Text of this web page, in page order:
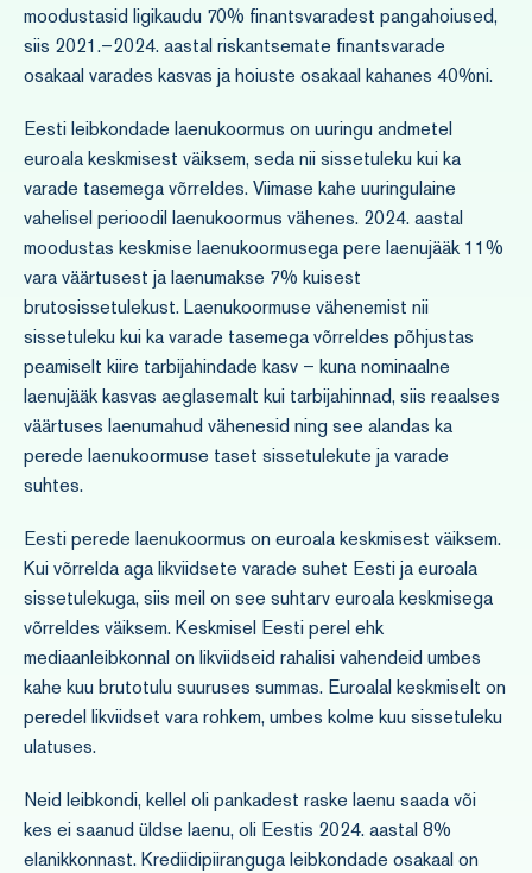
moodustasid ligikaudu 70% finantsvaradest pangahoiused,
siis 2021.–2024. aastal riskantsemate finantsvarade
osakaal varades kasvas ja hoiuste osakaal kahanes 40%ni.
Eesti leibkondade laenukoormus on uuringu andmetel
euroala keskmisest väiksem, seda nii sissetuleku kui ka
varade tasemega võrreldes. Viimase kahe uuringulaine
vahelisel perioodil laenukoormus vähenes. 2024. aastal
moodustas keskmise laenukoormusega pere laenujääk 11%
vara väärtusest ja laenumakse 7% kuisest
brutosissetulekust. Laenukoormuse vähenemist nii
sissetuleku kui ka varade tasemega võrreldes põhjustas
peamiselt kiire tarbijahindade kasv – kuna nominaalne
laenujääk kasvas aeglasemalt kui tarbijahinnad, siis reaalses
väärtuses laenumahud vähenesid ning see alandas ka
perede laenukoormuse taset sissetulekute ja varade
suhtes.
Eesti perede laenukoormus on euroala keskmisest väiksem.
Kui võrrelda aga likviidsete varade suhet Eesti ja euroala
sissetulekuga, siis meil on see suhtarv euroala keskmisega
võrreldes väiksem. Keskmisel Eesti perel ehk
mediaanleibkonnal on likviidseid rahalisi vahendeid umbes
kahe kuu brutotulu suuruses summas. Euroalal keskmiselt on
peredel likviidset vara rohkem, umbes kolme kuu sissetuleku
ulatuses.
Neid leibkondi, kellel oli pankadest raske laenu saada või
kes ei saanud üldse laenu, oli Eestis 2024. aastal 8%
elanikkonnast. Krediidipiiranguga leibkondade osakaal on